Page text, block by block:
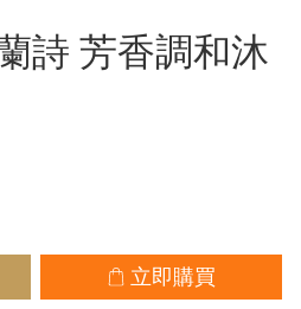
詩 芳香調和沐
立即購買